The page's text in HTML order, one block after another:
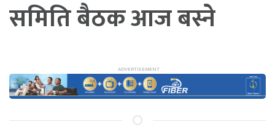
समिति बैठक आज बस्ने